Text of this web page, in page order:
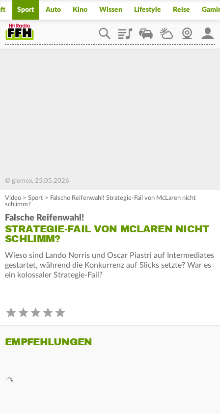
Sport Auto Kino Wissen Lifestyle Reise
PlaylistStaupilotWetterWebcam
© glomex, 25.05.2026
Video > Sport > Falsche Reifenwahl! Strategie-Fail von McLaren nicht
schlimm?
Falsche Reifenwahl!
STRATEGIE-FAIL VON MCLAREN NICHT
SCHLIMM?
Wieso sind Lando Norris und Oscar Piastri auf Intermediates
gestartet, während die Konkurrenz auf Slicks setzte? War es
ein kolossaler Strategie-Fail?
EMPFEHLUNGEN